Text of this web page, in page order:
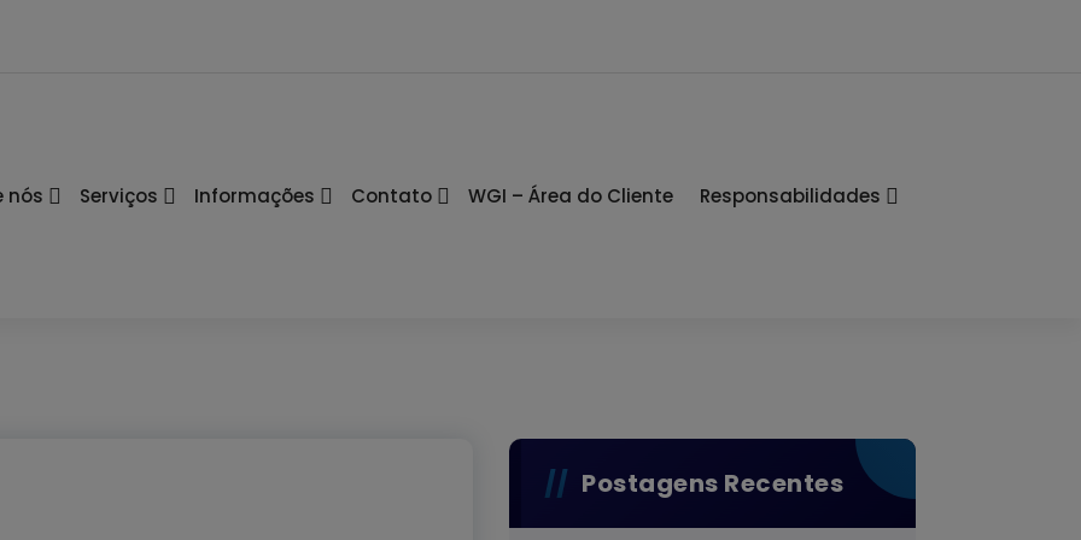
nós Serviços Informações Contato WGI – Área do Cliente Responsabilidades
Postagens Recentes